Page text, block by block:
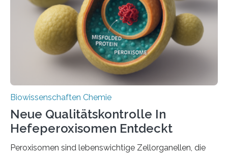
Biowissenschaften Chemie
Neue Qualitätskontrolle In
Hefeperoxisomen Entdeckt
Peroxisomen sind lebenswichtige Zellorganellen, die